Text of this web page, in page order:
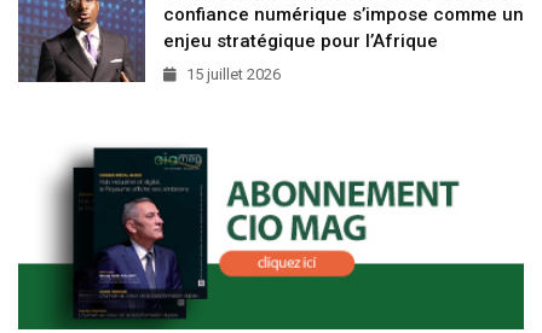
confiance numérique s’impose comme un
enjeu stratégique pour l’Afrique
15 juillet 2026